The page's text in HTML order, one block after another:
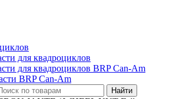
для квадроциклов
для квадроциклов BRP Can-Am
BRP Can-Am
Найти